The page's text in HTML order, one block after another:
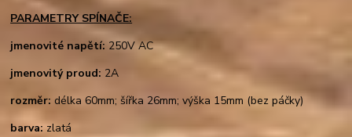
PARAMETRY SPÍNAČE:
jmenovité napětí: 250V AC
jmenovitý proud: 2A
rozměr: délka 60mm; šířka 26mm; výška 15mm (bez páčky)
barva: zlatá